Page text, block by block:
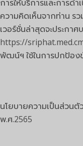
การให้บริการและการด
ความคิดเห็นจากท่าน ร
เวอร์ชั่นล่าสุดจะประก
https://
พัฒน์ฯ ใช้ในการปกป้อ
นโยบายความเป็นส่วน
พ.ศ.2565